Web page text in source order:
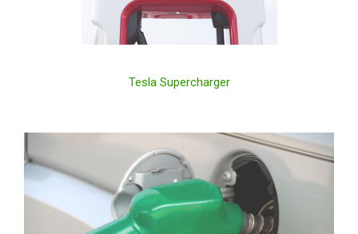
Tesla Supercharger